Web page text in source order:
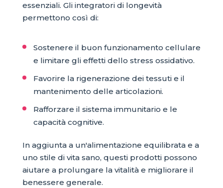
essenziali. Gli integratori di longevità
permettono così di:
Sostenere il buon funzionamento cellulare
e limitare gli effetti dello stress ossidativo.
Favorire la rigenerazione dei tessuti e il
mantenimento delle articolazioni.
Rafforzare il sistema immunitario e le
capacità cognitive.
In aggiunta a un'alimentazione equilibrata e a
uno stile di vita sano, questi prodotti possono
aiutare a prolungare la vitalità e migliorare il
benessere generale.